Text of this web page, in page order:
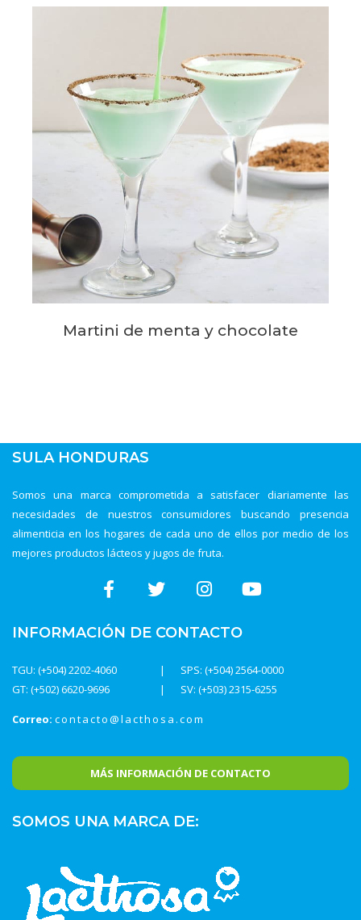
Martini de menta y chocolate
SULA HONDURAS
Somos una marca comprometida a satisfacer diariamente las
necesidades de nuestros consumidores buscando presencia
alimenticia en los hogares de cada uno de ellos por medio de los
mejores productos lácteos y jugos de fruta.
INFORMACIÓN DE CONTACTO
TGU: (+504) 2202-4060
SPS: (+504) 2564-0000
SV: (+503) 2315-6255
GT: (+502) 6620-9696
Correo: contacto@lacthosa.com
MÁS INFORMACIÓN DE CONTACTO
SOMOS UNA MARCA DE: